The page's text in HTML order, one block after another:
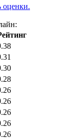
оценки.